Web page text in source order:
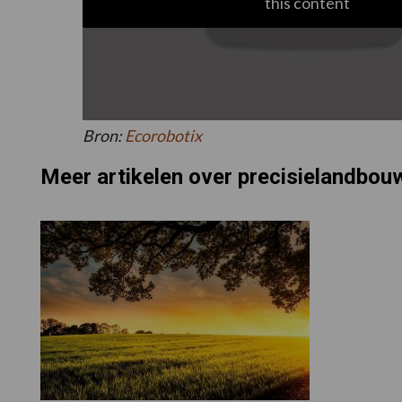
Bron:Ecorobotix
Meer artikelen over